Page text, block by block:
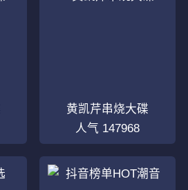
黄凯芹串烧大碟
人气 147968